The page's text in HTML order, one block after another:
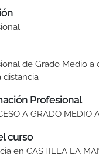
de Grado Medio a
distancia
Profesional
A GRADO MEDIO
curso
en CASTILLA LA